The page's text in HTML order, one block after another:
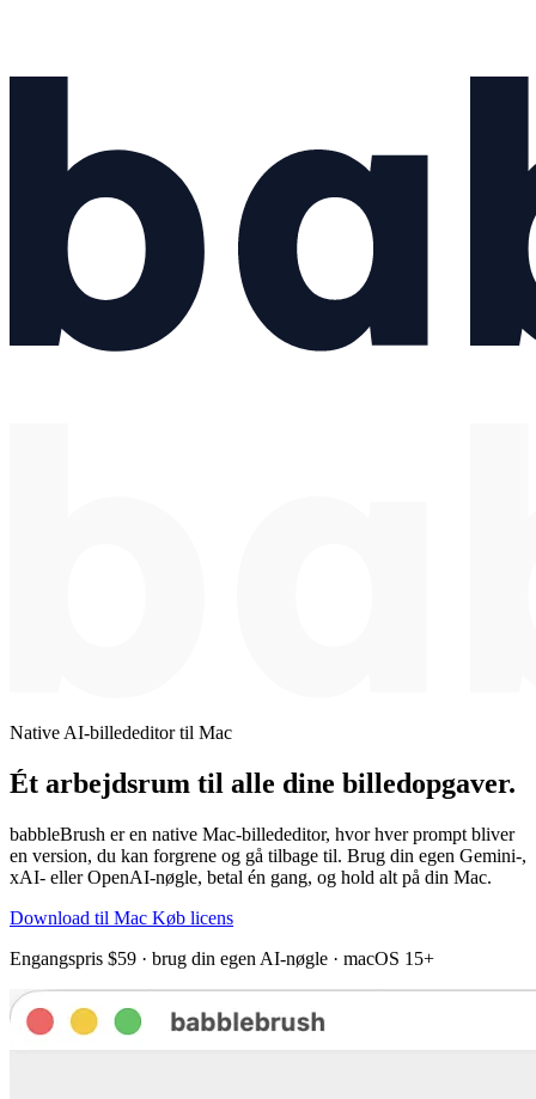
Native AI-billededitor til Mac
Ét arbejdsrum til alle dine billedopgaver.
babbleBrush er en native Mac-billededitor, hvor hver prompt bliver
en version, du kan forgrene og gå tilbage til. Brug din egen Gemini-,
xAI- eller OpenAI-nøgle, betal én gang, og hold alt på din Mac.
Download til Mac Køb licens
Engangspris $59 · brug din egen AI-nøgle · macOS 15+